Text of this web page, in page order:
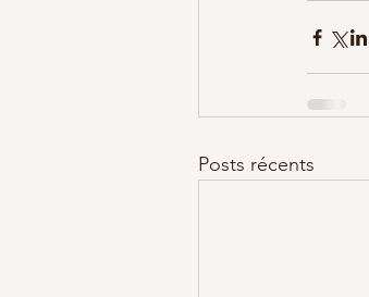
Posts récents